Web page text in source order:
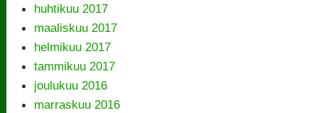
huhtikuu 2017
maaliskuu 2017
helmikuu 2017
tammikuu 2017
joulukuu 2016
marraskuu 2016